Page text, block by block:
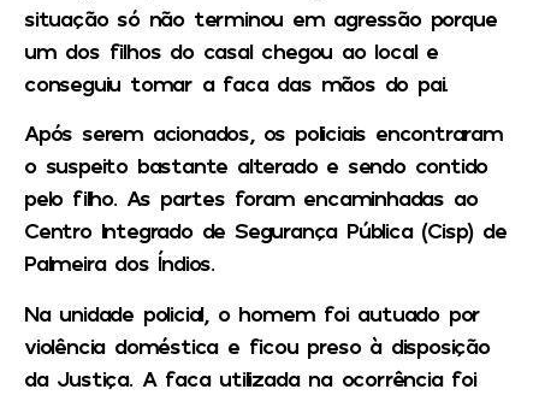
situação só não terminou em agressão porque
um dos filhos do casal chegou ao local e
conseguiu tomar a faca das mãos do pai.
Após serem acionados, os policiais encontraram
o suspeito bastante alterado e sendo contido
pelo filho. As partes foram encaminhadas ao
Centro Integrado de Segurança Pública (Cisp) de
Palmeira dos Índios.
Na unidade policial, o homem foi autuado por
violência doméstica e ficou preso à disposição
da Justiça. A faca utilizada na ocorrência foi